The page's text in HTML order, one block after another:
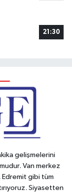
21:30
gelişmelerini
Van merkez
Edremit gibi tüm
Siyasetten